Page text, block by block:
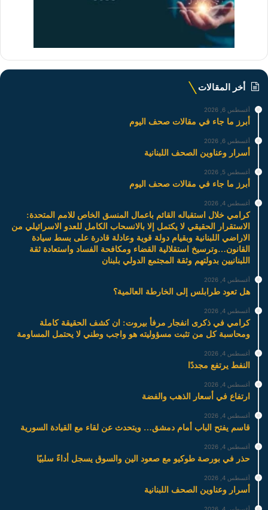
أخر المقالات
أغسطس 6, 2026
أبرز ما جاء في مقالات صحف اليوم
أغسطس 6, 2026
أسرار وعناوين الصحف اللبنانية
أغسطس 5, 2026
أبرز ما جاء في مقالات صحف اليوم
أغسطس 4, 2026
كرامي خلال استقباله القائم باعمال المنسق الخاص للامم المتحدة:
الاستقرار الحقيقي لا يكتمل إلا بالانسحاب الكامل للعدو الاسرائيلي من
الاراضي اللبنانية وبقيام دولة قوية وعادلة قادرة على بسط سيادة
القانون…وترسيخ استقلالية القضاء ومكافحة الفساد واستعادة ثقة
اللبنانيين بدولتهم وثقة المجتمع الدولي بلبنان
أغسطس 4, 2026
هل تعود طرابلس إلى الخارطة العالمية؟
أغسطس 4, 2026
كرامي في ذكرى انفجار مرفأ بيروت: ان كشف الحقيقة كاملة
ومحاسبة كل من تثبت مسؤوليته هو واجب وطني لا يحتمل المساومة
أغسطس 4, 2026
النفط يرتفع مجددًا
أغسطس 4, 2026
ارتفاع في أسعار الذهب والفضة
أغسطس 4, 2026
قاسم يفتح الباب أمام دمشق… ويتحدث عن لقاء مع القيادة السورية
أغسطس 4, 2026
حذر في بورصة طوكيو مع صعود الين والسوق يسجل أداءً سلبيًا
أغسطس 4, 2026
أسرار وعناوين الصحف اللبنانية